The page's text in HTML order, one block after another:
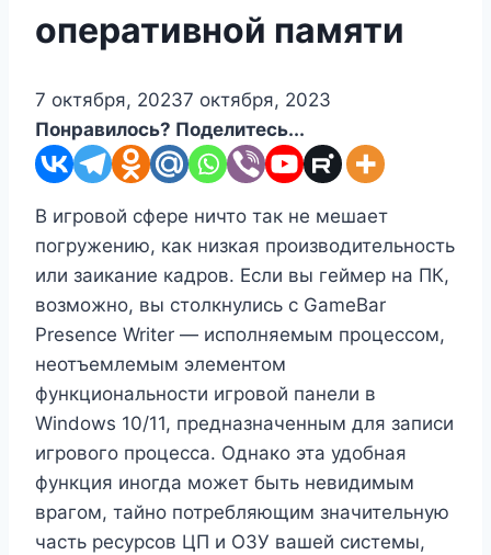
оперативной памяти
7 октября, 20237 октября, 2023
Понравилось? Поделитесь...
В игровой сфере ничто так не мешает
погружению, как низкая производительность
или заикание кадров. Если вы геймер на ПК,
возможно, вы столкнулись с GameBar
Presence Writer — исполняемым процессом,
неотъемлемым элементом
функциональности игровой панели в
Windows 10/11, предназначенным для записи
игрового процесса. Однако эта удобная
функция иногда может быть невидимым
врагом, тайно потребляющим значительную
часть ресурсов ЦП и ОЗУ вашей системы,